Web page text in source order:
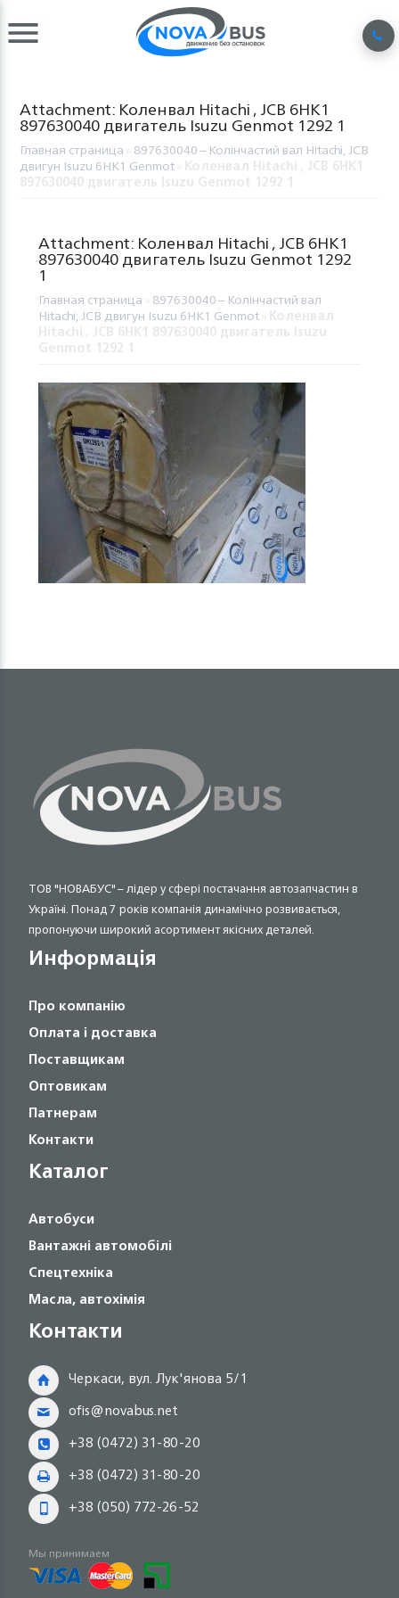
Attachment: Коленвал Hitachi , JCB 6HK1
897630040 двигатель Isuzu Genmot 1292 1
Главная страница 897630040 – Колінчастий вал Hitachi, JCB
двигун Isuzu 6HK1 Genmot
Attachment: Коленвал Hitachi , JCB 6HK1
897630040 двигатель Isuzu Genmot 1292
1
Главная страница 897630040 – Колінчастий вал
Hitachi, JCB двигун Isuzu 6HK1 Genmot»
ТОВ "НОВАБУС" – лідер у сфері постачання автозапчастин в
Україні. Понад 7 років компанія динамічно розвивається,
пропонуючи широкий асортимент якісних деталей.
Информація
Про компанію
Оплата і доставка
Поставщикам
Оптовикам
Патнерам
Контакти
Каталог
Автобуси
Вантажні автомобілі
Спецтехніка
Масла, автохімія
Контакти
Черкаси, вул. Лук'янова 5/1
ofis@novabus.net
+38 (0472) 31-80-20
+38 (0472) 31-80-20
+38 (050) 772-26-52
Мы принимаем